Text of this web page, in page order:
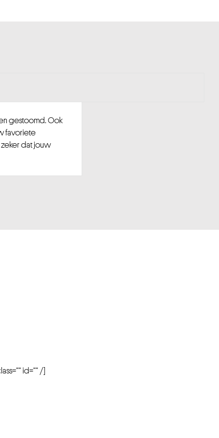
gestoomd. Ook
favoriete
dat jouw
id=”” /]